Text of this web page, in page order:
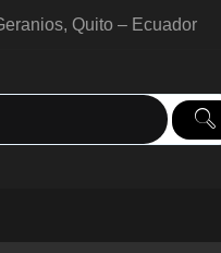
Quito – Ecuador